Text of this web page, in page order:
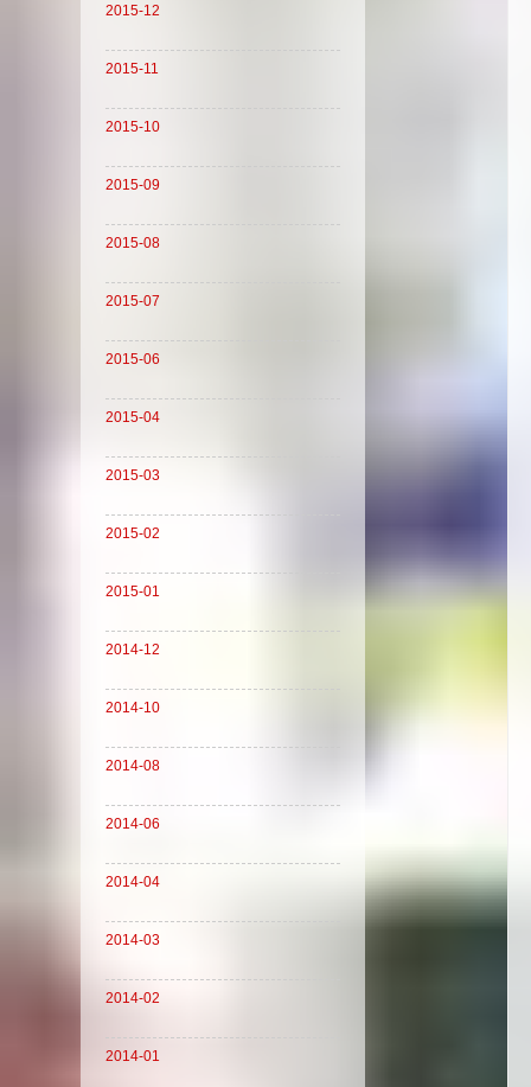
2015-12
2015-11
2015-10
2015-09
2015-08
2015-07
2015-06
2015-04
2015-03
2015-02
2015-01
2014-12
2014-10
2014-08
2014-06
2014-04
2014-03
2014-02
2014-01